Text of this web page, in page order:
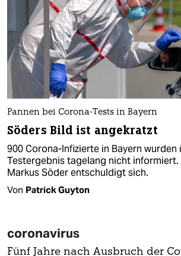
Pannen bei Corona-Tests in Bayern
Söders Bild ist angekratzt
900 Corona-Infizierte in Bayern wurden
Testergebnis tagelang nicht
Markus Söder entschuldigt sich.
Von Patrick Guyton
coronavirus
Fünf Jahre nach Ausbruch der